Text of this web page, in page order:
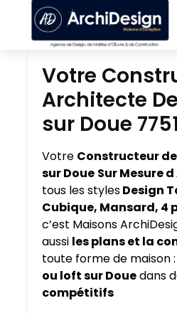
Votre
Architecte
sur Doue
Votre Constructeur
sur Doue Sur Mesure
tous les stylesDesign
Cubique, Mansard, 4
c’est Maisons
aussi les plans et la
toute forme de maison :
ou loft sur Douedans
compétitifs